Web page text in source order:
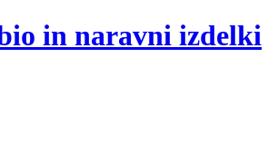
in naravni izdelki